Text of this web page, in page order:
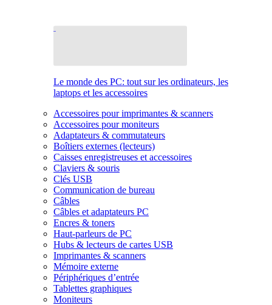
Le monde des PC: tout sur les ordinateurs, les
laptops et les accessoires
Accessoires pour imprimantes & scanners
Accessoires pour moniteurs
Adaptateurs & commutateurs
Boîtiers externes (lecteurs)
Caisses enregistreuses et accessoires
Claviers & souris
Clés USB
Communication de bureau
Câbles
Câbles et adaptateurs PC
Encres & toners
Haut-parleurs de PC
Hubs & lecteurs de cartes USB
Imprimantes & scanners
Mémoire externe
Périphériques d’entrée
Tablettes graphiques
Moniteurs